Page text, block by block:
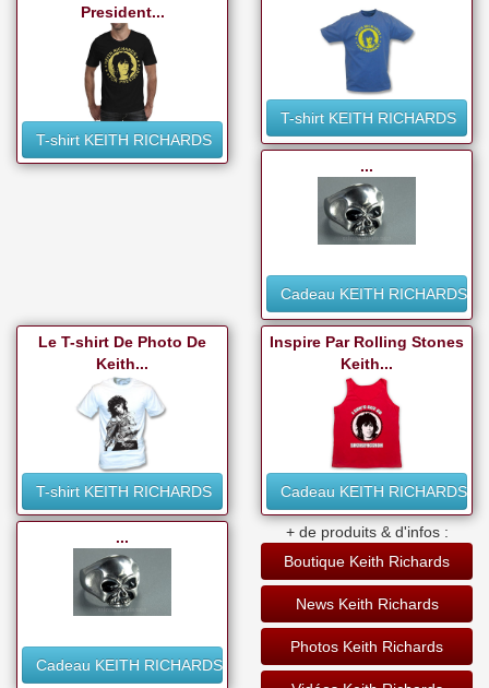
President...
T-shirt KEITH RICHARDS
T-shirt KEITH RICHARDS
...
Cadeau KEITH RICHARDS
Le T-shirt De Photo De
Keith...
T-shirt KEITH RICHARDS
Inspire Par Rolling Stones
Keith...
Cadeau KEITH RICHARDS
...
Cadeau KEITH RICHARDS
+ de produits & d'infos :
Boutique Keith Richards
News Keith Richards
Photos Keith Richards